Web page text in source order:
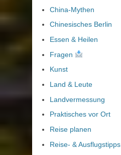
China-Mythen
Chinesisches Berlin
Essen & Heilen
Fragen
Kunst
Land & Leute
Landvermessung
Praktisches vor Ort
Reise planen
Reise- & Ausflugstipps